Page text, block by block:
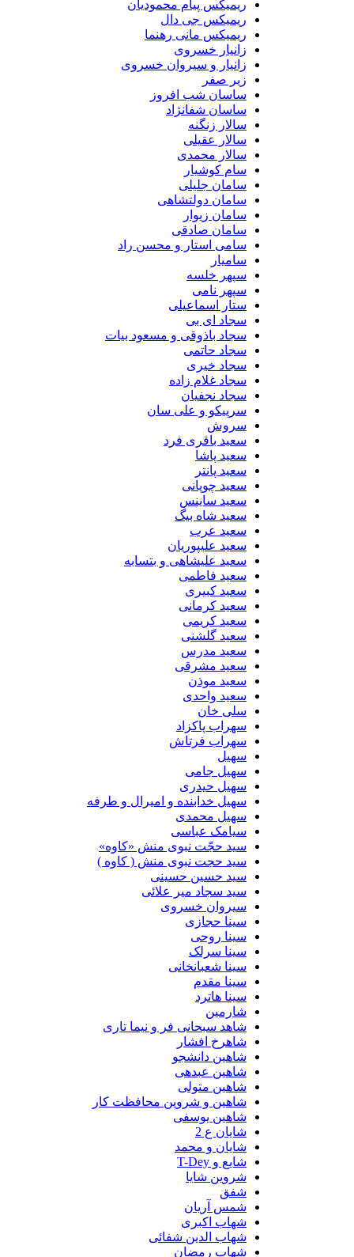
ریمیکس پیام محمودیان
ریمیکس جی دال
ریمیکس مانی رهنما
زانیار خسروی
زانیار و سیروان خسروی
زیر صفر
ساسان شب افروز
ساسان شفانژاد
سالار زنگنه
سالار عقیلی
سالار محمدی
سام کوشیار
سامان جلیلی
سامان دولتشاهی
سامان زیوار
سامان صادقی
سامی استار و محسن راد
سامیار
سپهر خلسه
سپهر نامی
ستار اسماعیلی
سجاد ای بی
سجاد باذوقی و مسعود بیات
سجاد حاتمی
سجاد خیری
سجاد غلام زاده
سجاد نجفیان
سرپیکو و علی سان
سروش
سعید باقری فرد
سعید پاشا
سعید پانتر
سعید چوپانی
سعید ساینس
سعید شاه بیگ
سعید عرب
سعید علیپوریان
سعید علیشاهی و بتسابه
سعید فاطمی
سعید کبیری
سعید کرمانی
سعید کریمی
سعید گلشنی
سعید مدرس
سعید مشرقی
سعید موذن
سعید واحدی
سلی خان
سهراب پاکزاد
سهراب فرتاش
سهیل جامی
سهیل حیدری
سهیل خدابنده و امیرال و طرفه
سهیل محمدی
سیامک عباسی
سید حجّت نبوی منش «کاوه»
سید حجت نبوی منش ( کاوه )
سید حسین حسینى
سید سجاد میر علائی
سیروان خسروی
سینا حجازی
سینا روحی
سینا سرلک
سینا شعبانخانی
سینا مقدم
سینا هاترد
شارمین
شاهد سبحانی فر و نیما تاری
شاهرخ افشار
شاهین دانشجو
شاهین عبدهی
شاهین متولی
شاهین و شروین محافظت کار
شاهین یوسفی
شایان ع 2
شایان و محمد
شایع و T-Dey
شروین شایا
شمس آریان
شهاب اکبری
شهاب الدین شفائی
شهاب رمضان